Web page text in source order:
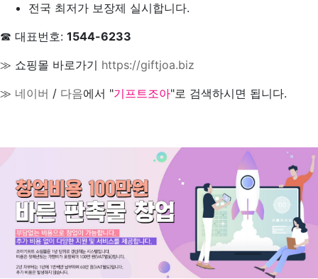
전국 최저가 보장제 실시합니다.
☎ 대표번호: 1544-6233
≫ 쇼핑몰 바로가기 https://giftjoa.biz
≫ 네이버 / 다음에서 "기프트조아"로 검색하시면 됩니다.